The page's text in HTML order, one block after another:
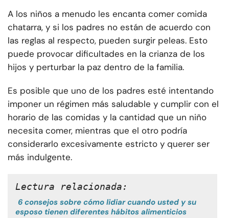
A los niños a menudo les encanta comer comida
chatarra, y si los padres no están de acuerdo con
las reglas al respecto, pueden surgir peleas. Esto
puede provocar dificultades en la crianza de los
hijos y perturbar la paz dentro de la familia.
Es posible que uno de los padres esté intentando
imponer un régimen más saludable y cumplir con el
horario de las comidas y la cantidad que un niño
necesita comer, mientras que el otro podría
considerarlo excesivamente estricto y querer ser
más indulgente.
Lectura relacionada:
6 consejos sobre cómo lidiar cuando usted y su
esposo tienen diferentes hábitos alimenticios